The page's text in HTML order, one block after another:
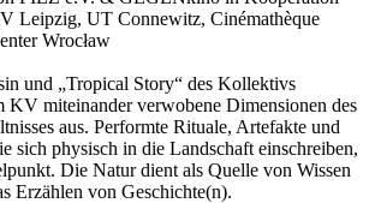
Leipzig, UT Connewitz, Cinémathèque
Wrocław
und „Tropical Story“ des Kollektivs
miteinander verwobene Dimensionen des
aus. Performte Rituale, Artefakte und
sich physisch in die Landschaft einschreiben,
Die Natur dient als Quelle von Wissen
Erzählen von Geschichte(n).